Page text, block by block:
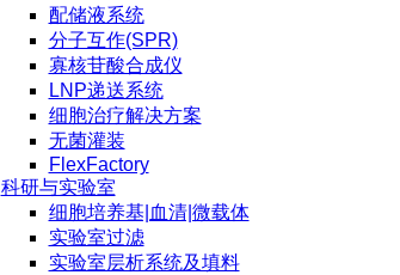
配储液系统
分子互作(SPR)
寡核苷酸合成仪
LNP递送系统
细胞治疗解决方案
无菌灌装
FlexFactory
科研与实验室
细胞培养基|血清|微载体
实验室过滤
实验室层析系统及填料